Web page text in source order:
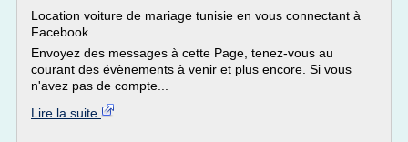
Location voiture de mariage tunisie en vous connectant à
Facebook
Envoyez des messages à cette Page, tenez-vous au
courant des évènements à venir et plus encore. Si vous
n'avez pas de compte...
Lire la suite